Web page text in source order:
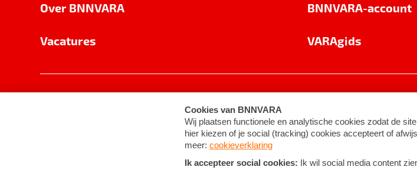
Over BNNVARA
Vacatures
BNNVARA-account
VARAgids
Cookie-instellingen Algemene voorwaarden ©2026BNNVARA